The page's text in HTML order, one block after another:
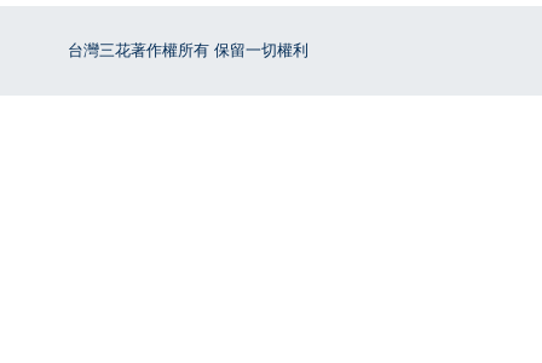
台灣三花著作權所有 保留一切權利